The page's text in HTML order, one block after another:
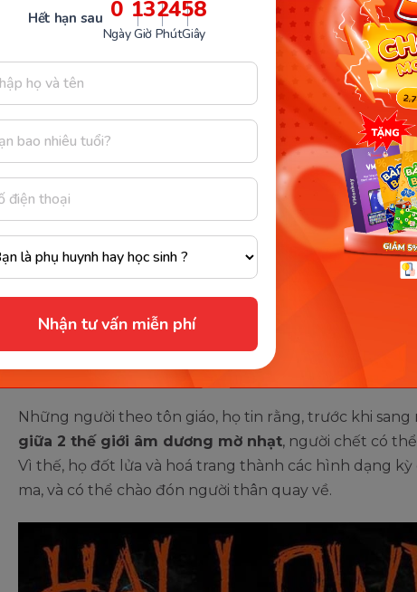
Hết hạn sau 0
Ngày
13
Giờ
24
Phút
57
Giây
Nhận tư vấn miễn phí
Halloween là ngày nào? (Ảnh: sưu tầm
Nguồn gốc lịch sử & Ý nghĩa
Halloween
Trong phần này, chúng ta sẽ cùng tìm hiểu về nguồn
Halloween.
Nguồn gốc của ngày lễ Halloween
Halloween bắt nguồn từ nước nào...? Ba mẹ và các bé
thêm đôi chút về nguồn gốc của ngày Halloween nhé!
nguồn từ hơn 2000 năm trước, nguồn gốc xuất phát
sống tại vùng đất Ireland, Anh Quốc, và miền bắc của
Những người theo tôn giáo, họ tin rằng, trước khi sang
giữa 2 thế giới âm dương mờ nhạt, người chết có
Vì thế, họ đốt lửa và hoá trang thành các hình dạng
ma, và có thể chào đón người thân quay về.